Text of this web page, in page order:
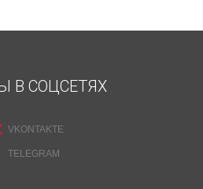
В СОЦСЕТЯХ
VKONTAKTE
TELEGRAM